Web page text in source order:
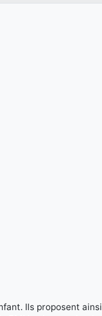
Ils proposent ainsi